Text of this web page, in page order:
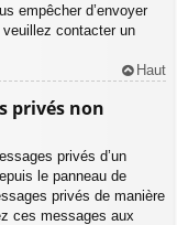
empêcher d’envoyer
contacter un
Haut
privés non
privés d’un
le panneau de
privés de manière
ces messages aux